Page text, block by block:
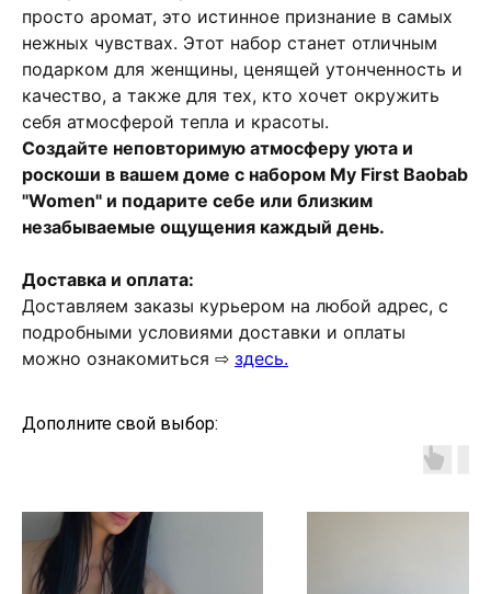
просто аромат, это истинное признание в самых
нежных чувствах. Этот набор станет отличным
подарком для женщины, ценящей утонченность и
качество, а также для тех, кто хочет окружить
себя атмосферой тепла и красоты.
Создайте неповторимую атмосферу уюта и
роскоши в вашем доме с набором My First Baobab
"Women" и подарите себе или близким
незабываемые ощущения каждый день.
Доставка и оплата:
Доставляем заказы курьером на любой адрес, с
подробными условиями доставки и оплаты
можно ознакомиться ⇨ здесь.
Дополните свой выбор: